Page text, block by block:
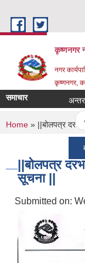
कृष्णनगर
नगर
कृष्णनगर,
समाचार
«
You are
Home » ||बोलपत्र
||बोलपत्र
सूचना ||
Submitted on: